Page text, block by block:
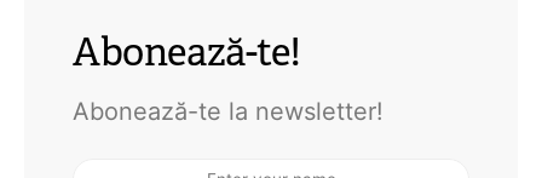
Abonează-te!
Abonează-te la newsletter!